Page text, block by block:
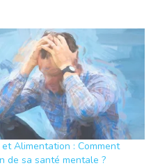
Alimentation : Comment
de sa santé mentale ?